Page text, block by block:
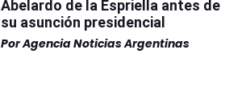
Abelardo de la Espriella antes de
su asunción presidencial
PorAgencia Noticias Argentinas